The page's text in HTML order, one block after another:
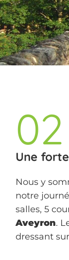
02
Une
Nous y
notre
salles, 5
Aveyron.
dressant